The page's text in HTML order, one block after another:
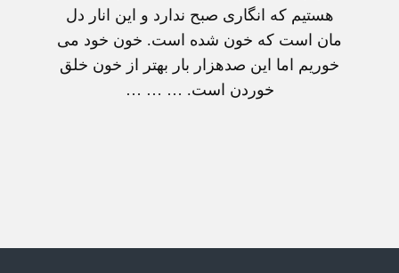
هستیم که انگاری صبح ندارد و این انار دل
مان است که خون شده است. خون خود می
خوریم اما این صدهزار بار بهتر از خون خلق
خوردن است. … … …